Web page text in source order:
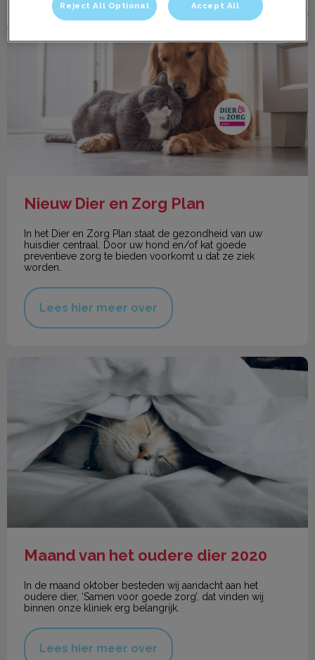
Nieuw Dier en Zorg Plan
Nieuw Dier en Zorg Plan
In het Dier en Zorg Plan staat de gezondheid van uw
huisdier centraal. Door uw hond en/of kat goede
preventieve zorg te bieden voorkomt u dat ze ziek
worden.
Lees hier meer over
Maand van het oudere dier 2020
Maand van het oudere dier 2020
In de maand oktober besteden wij aandacht aan het
oudere dier, ‘Samen voor goede zorg’, dat vinden wij
binnen onze kliniek erg belangrijk.
Lees hier meer over
Reject All Optional Accept All